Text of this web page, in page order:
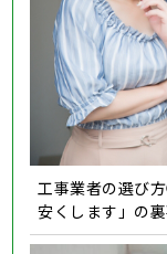
工事業者の選び
安くします」の裏